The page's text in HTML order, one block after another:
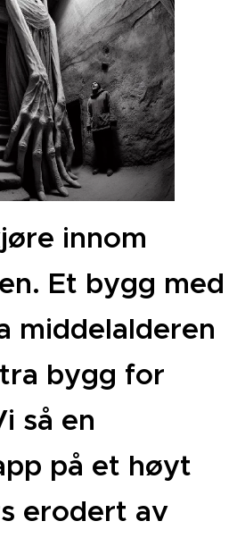
innom
Et bygg med
middelalderen
bygg for
så en
på et høyt
erodert av